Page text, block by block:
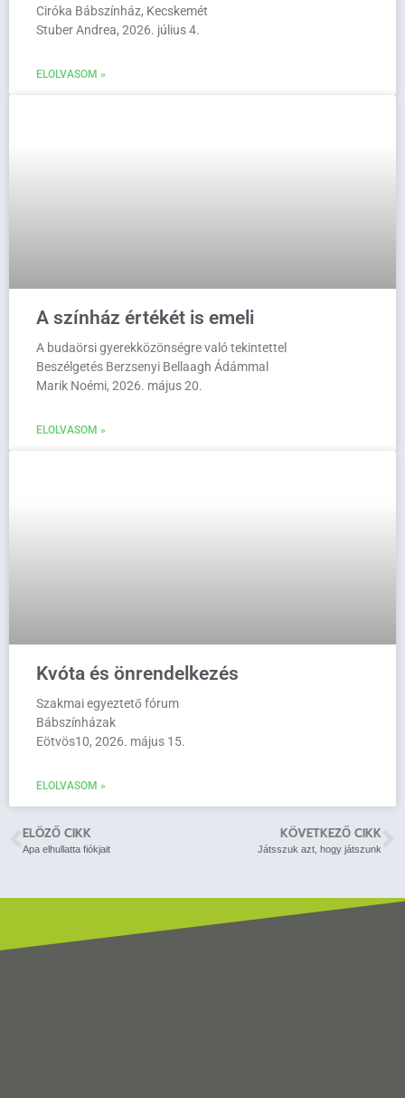
Ciróka Bábszínház, Kecskemét
Stuber Andrea, 2026. július 4.
ELOLVASOM »
A színház értékét is emeli
A budaörsi gyerekközönségre való tekintettel
Beszélgetés Berzsenyi Bellaagh Ádámmal
Marik Noémi, 2026. május 20.
ELOLVASOM »
Kvóta és önrendelkezés
Szakmai egyeztető fórum
Bábszínházak
Eötvös10, 2026. május 15.
ELOLVASOM »
ELÖZŐ CIKK
Apa elhullatta fiókjait
KÖVETKEZŐ CIKK
Játsszuk azt, hogy játszunk